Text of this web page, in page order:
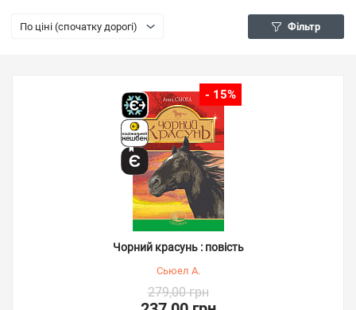
По ціні (спочатку дорогі) Фільтр
- 15%
Чорний красунь : повість
Сьюел А.
279,00 грн